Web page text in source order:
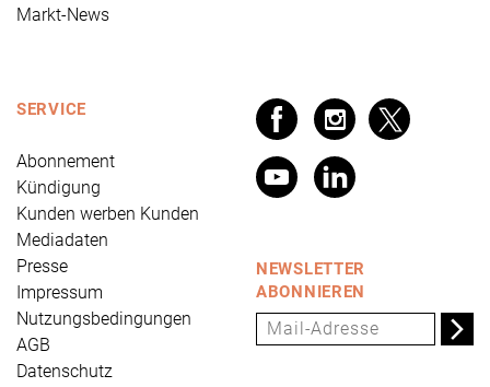
Markt-News
SERVICE
Abonnement
Kündigung
Kunden werben Kunden
Mediadaten
Presse
Impressum
Nutzungsbedingungen
AGB
Datenschutz
NEWSLETTER
ABONNIEREN